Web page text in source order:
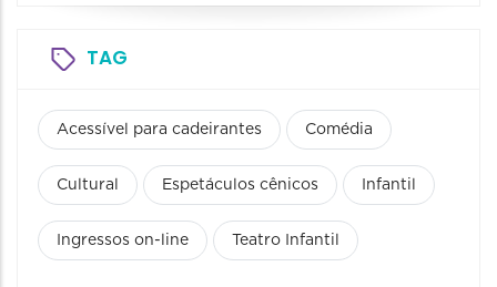
TAG
Acessível para cadeirantes Comédia
Cultural Espetáculos cênicos Infantil
Ingressos on-line Teatro Infantil